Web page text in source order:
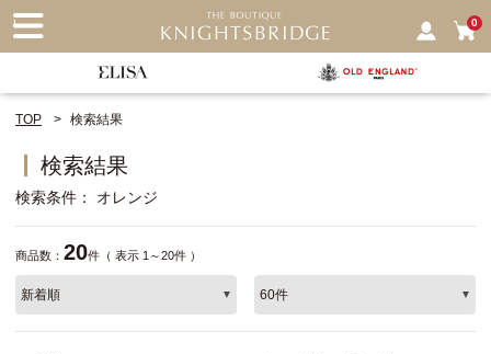
0
TOP 検索結果
検索結果
検索条件 オレンジ
商品数： 20件（ 表示 1～20件 ）